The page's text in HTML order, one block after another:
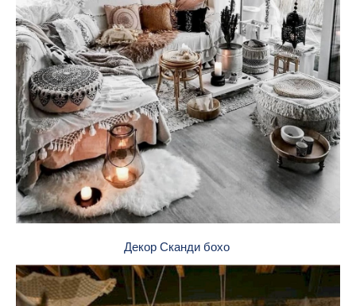
Декор Сканди бохо